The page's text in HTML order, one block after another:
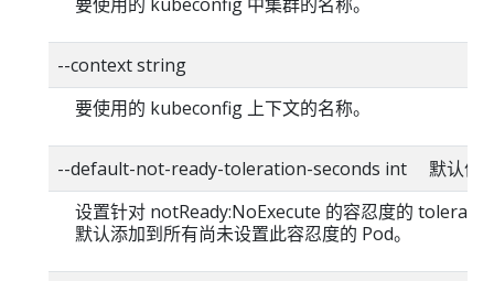
--context string
要使用的 kubeconfig 上下文的名称。
--default-not-ready-toleration-seconds int 默认值
设置针对 notReady:NoExecute 的容忍度的
默认添加到所有尚未设置此容忍度的 Pod。